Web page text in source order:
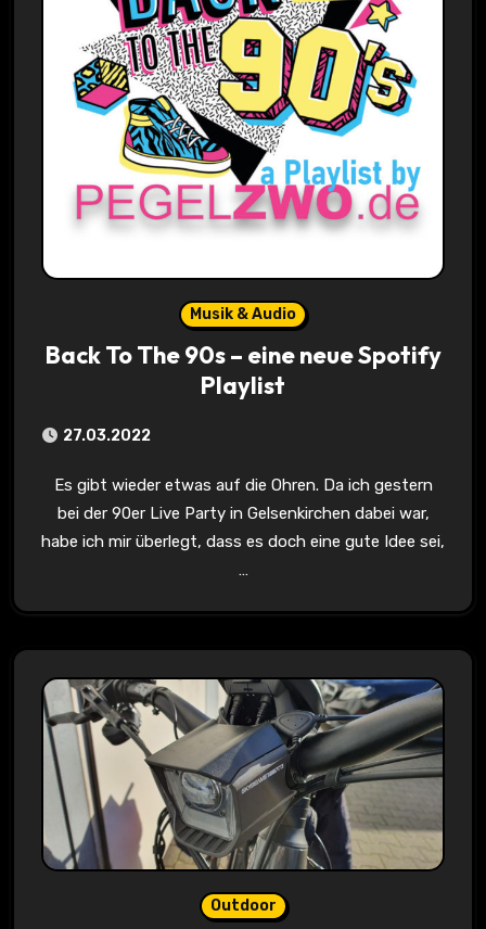
Musik & Audio
Back To The 90s – eine neue Spotify
Playlist
27.03.2022
Es gibt wieder etwas auf die Ohren. Da ich gestern
bei der 90er Live Party in Gelsenkirchen dabei war,
habe ich mir überlegt, dass es doch eine gute Idee sei,
…
Outdoor